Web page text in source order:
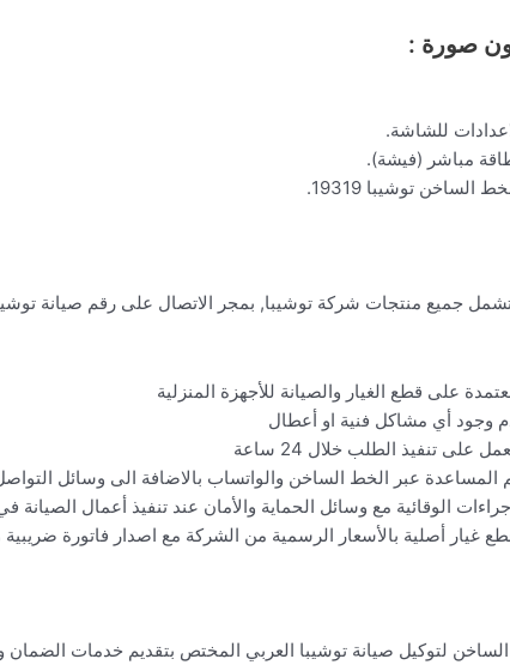
صورة :
للشاشة.
مباشر (فيشة).
توشيبا 19319.
على قطع الغيار والصيانة للأجهزة المنزلية
وجود أي مشاكل فنية او أعطال
تنفيذ الطلب خلال 24 ساعة
عبر الخط الساخن والواتساب بالاضافة الى وسائل
الوقائية مع وسائل الحماية والأمان عند تنفيذ أعمال الصيانة
غيار أصلية بالأسعار الرسمية من الشركة مع اصدار فاتورة ضريبية
العربي هو 19319 وهو الخط الساخن لتوكيل صيانة توشيبا العربي المختص بتقديم